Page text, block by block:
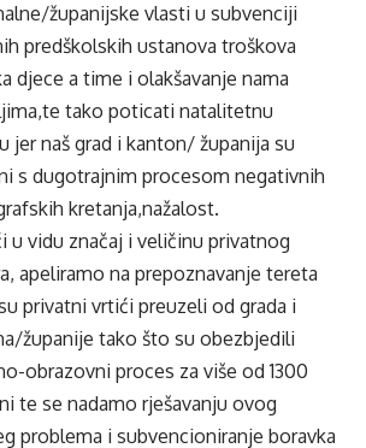
županijske vlasti u subvenciji
predškolskih ustanova troškova
djece a time i olakšavanje nama
tako poticati natalitetnu
jer naš grad i kanton/ županija su
s dugotrajnim procesom negativnih
kretanja,nažalost.
u vidu značaj i veličinu privatnog
apeliramo na prepoznavanje tereta
privatni vrtići preuzeli od grada i
županije tako što su obezbjedili
obrazovni proces za više od 1300
te se nadamo rješavanju ovog
problema i subvencioniranje boravka